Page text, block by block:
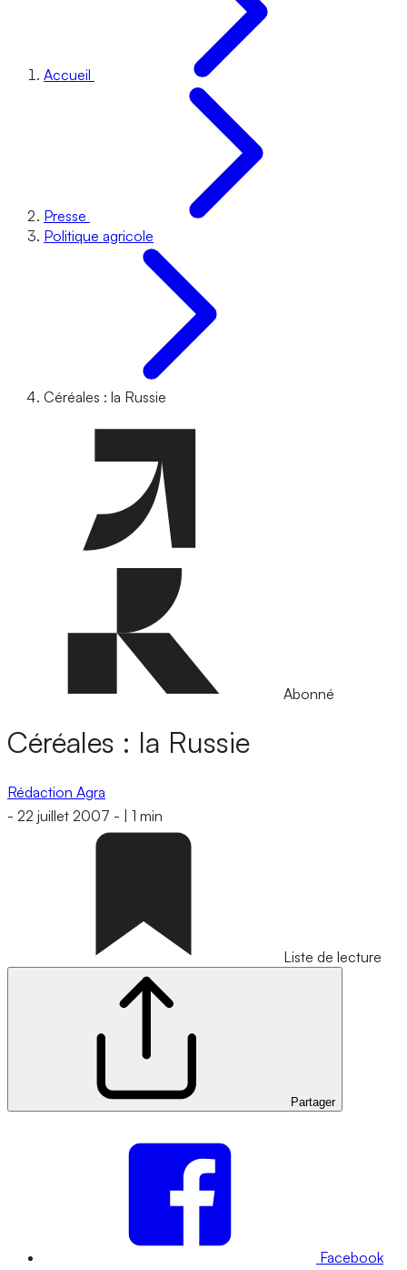
Accueil
Presse
Politique agricole
Céréales : la Russie
Abonné
Céréales : la Russie
Rédaction Agra
- 22 juillet 2007 - 1 min
Liste de lecture
Partager
Facebook